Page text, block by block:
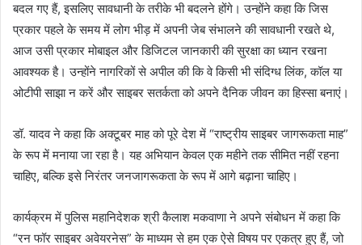
बदल गए हैं, इसलिए सावधानी के तरीके भी बदलने होंगे। उन्‍होंने कहा कि जिस
प्रकार पहले के समय में लोग भीड़ में अपनी जेब संभालने की सावधानी रखते थे,
आज उसी प्रकार मोबाइल और डिजिटल जानकारी की सुरक्षा का ध्यान रखना
आवश्यक है। उन्होंने नागरिकों से अपील की कि वे किसी भी संदिग्ध लिंक, कॉल या
ओटीपी साझा न करें और साइबर सतर्कता को अपने दैनिक जीवन का हिस्सा बनाएं।
डॉ. यादव ने कहा कि अक्टूबर माह को पूरे देश में “राष्ट्रीय साइबर जागरूकता माह”
के रूप में मनाया जा रहा है। यह अभियान केवल एक महीने तक सीमित नहीं रहना
चाहिए, बल्कि इसे निरंतर जनजागरूकता के रूप में आगे बढ़ाना चाहिए।
कार्यक्रम में पुलिस महानिदेशक श्री कैलाश मकवाणा ने अपने संबोधन में कहा कि
“रन फॉर साइबर अवेयरनेस” के माध्यम से हम एक ऐसे विषय पर एकत्र हुए हैं, जो